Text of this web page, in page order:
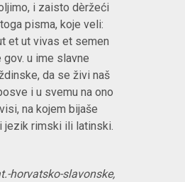
i zaisto dèržeći
pisma, koje veli:
et ut vivas et semen
gov. u ime slavne
da se živi naš
i u svemu na ono
na kojem bijaše
jezik rimski ili latinski.
horvatsko-slavonske,